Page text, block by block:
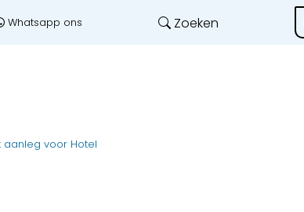
Whatsapp ons Zoeken
aanleg voor Hotel